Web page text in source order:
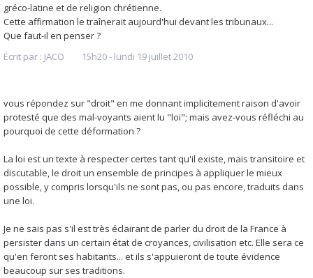
gréco-latine et de religion chrétienne.
Cette affirmation le traînerait aujourd'hui devant les tribunaux...
Que faut-il en penser ?
Écrit par : JACO 15h20- lundi 19 juillet 2010
vous répondez sur "droit" en me donnant implicitement raison d'avoir
protesté que des mal-voyants aient lu "loi"; mais avez-vous réfléchi au
pourquoi de cette déformation ?
La loi est un texte à respecter certes tant qu'il existe, mais transitoire et
discutable, le droit un ensemble de principes à appliquer le mieux
possible, y compris lorsqu'ils ne sont pas, ou pas encore, traduits dans
une loi.
Je ne sais pas s'il est très éclairant de parler du droit de la France à
persister dans un certain état de croyances, civilisation etc. Elle sera ce
qu'en feront ses habitants... et ils s'appuieront de toute évidence
beaucoup sur ses traditions.